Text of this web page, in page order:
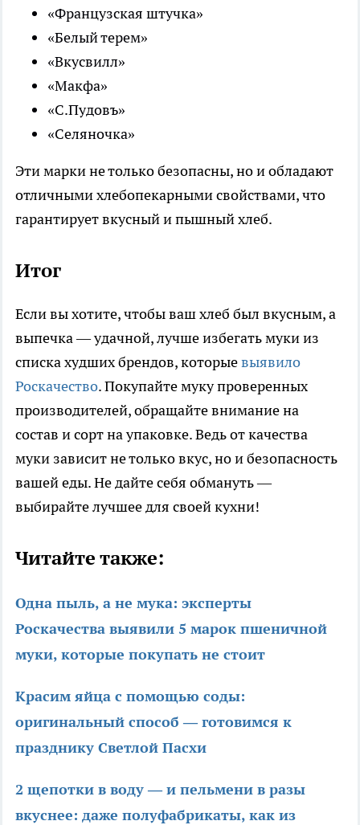
«Французская штучка»
«Белый терем»
«Вкусвилл»
«Макфа»
«С.Пудовъ»
«Селяночка»
Эти марки не только безопасны, но и обладают
отличными хлебопекарными свойствами, что
гарантирует вкусный и пышный хлеб.
Итог
Если вы хотите, чтобы ваш хлеб был вкусным, а
выпечка — удачной, лучше избегать муки из
списка худших брендов, которыевыявило
Роскачество. Покупайте муку проверенных
производителей, обращайте внимание на
состав и сорт на упаковке. Ведь от качества
муки зависит не только вкус, но и безопасность
вашей еды. Не дайте себя обмануть —
выбирайте лучшее для своей кухни!
Читайте также:
Одна пыль, а не мука: эксперты
Роскачества выявили 5 марок пшеничной
муки, которые покупать не стоит
Красим яйца с помощью соды:
оригинальный способ — готовимся к
празднику Светлой Пасхи
2 щепотки в воду — и пельмени в разы
вкуснее: даже полуфабрикаты, как из